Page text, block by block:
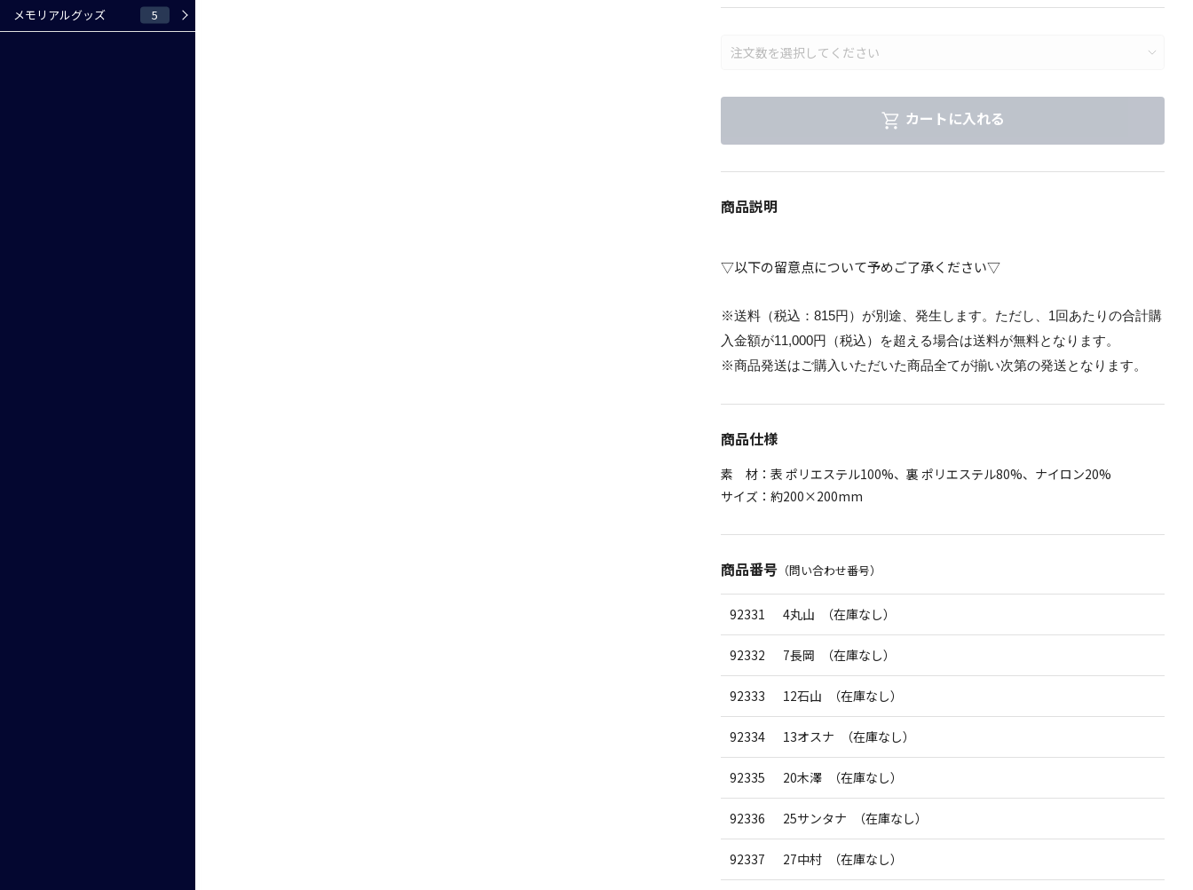
メモリアルグッズ 5
カートに入れる
商品説明
▽以下の留意点について予めご了承ください▽
※送料（税込：815円）が別途、発生します。ただし、1回あたりの合計購
入金額が11,000円（税込）を超える場合は送料が無料となります。
※商品発送はご購入いただいた商品全てが揃い次第の発送となります。
商品仕様
素 材：表 ポリエステル100%、裏 ポリエステル80%、ナイロン20%
サイズ：約200×200mm
商品番号 （問い合わせ番号）
92331 4丸山 （在庫なし）
92332 7長岡 （在庫なし）
92333 12石山 （在庫なし）
92334 13オスナ （在庫なし）
92335 20木澤 （在庫なし）
92336 25サンタナ （在庫なし）
92337 27中村 （在庫なし）